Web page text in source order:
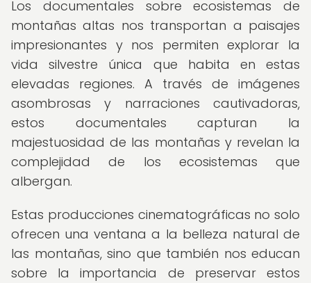
Los documentales sobre ecosistemas de
montañas altas nos transportan a paisajes
impresionantes y nos permiten explorar la
vida silvestre única que habita en estas
elevadas regiones. A través de imágenes
asombrosas y narraciones cautivadoras,
estos documentales capturan la
majestuosidad de las montañas y revelan la
complejidad de los ecosistemas que
albergan.
Estas producciones cinematográficas no solo
ofrecen una ventana a la belleza natural de
las montañas, sino que también nos educan
sobre la importancia de preservar estos